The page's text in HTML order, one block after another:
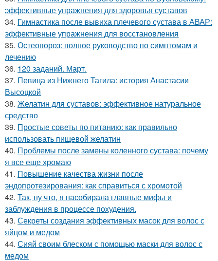
эффективные упражнения для здоровья суставов
34. Гимнастика после вывиха плечевого сустава в АВАР:
эффективные упражнения для восстановления
35. Остеопороз: полное руководство по симптомам и
лечению
36. 120 заданий. Март.
37. Певица из Нижнего Тагила: история Анастасии
Высоцкой
38. Желатин для суставов: эффективное натуральное
средство
39. Простые советы по питанию: как правильно
использовать пищевой желатин
40. Проблемы после замены коленного сустава: почему
я все еще хромаю
41. Повышение качества жизни после
эндопротезирования: как справиться с хромотой
42. Так, ну что, я насобирала главные мифы и
заблуждения в процессе похудения.
43. Секреты создания эффективных масок для волос с
яйцом и медом
44. Сияй своим блеском с помощью маски для волос с
медом